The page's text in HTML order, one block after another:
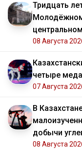
Тридцать
08 Августа
четыре
07 Августа
В
добычи
08 Августа